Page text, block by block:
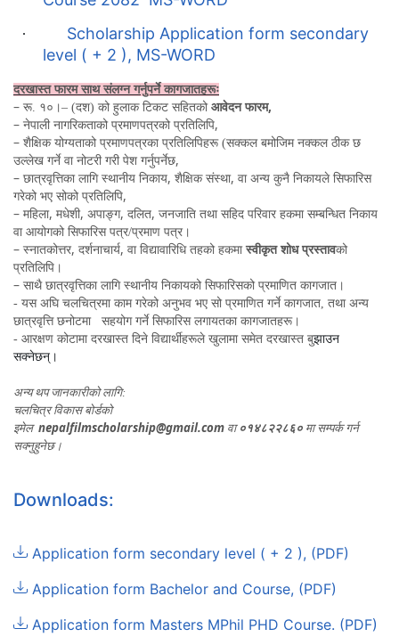
·
Scholarship Application form secondary
level ( + 2 ), MS-WORD
दरखास्त फारम साथ संलग्न गर्नुपर्ने कागजातहरूः
– रू. १०। – (दश) को हुलाक टिकट सहितको आवेदन फारम,
– नेपाली नागरिकताको प्रमाणपत्रको प्रतिलिपि,
– शैक्षिक योग्यताको प्रमाणपत्रका प्रतिलिपिहरू (सक्कल बमोजिम नक्कल ठीक छ
उल्लेख गर्ने वा नोटरी गरी पेश गर्नुपर्नेछ,
– छात्रवृत्तिका लागि स्थानीय निकाय, शैक्षिक संस्था, वा अन्य कुनै निकायले सिफारिस
गरेको भए सोको प्रतिलिपि,
– महिला, मधेशी, अपाङ्ग, दलित, जनजाति तथा सहिद परिवार हकमा सम्बन्धित निकाय
वा आयोगको सिफारिस पत्र/प्रमाण पत्र।
– स्नातकोत्तर, दर्शनाचार्य, वा विद्यावारिधि तहको हकमा स्वीकृत शोध प्रस्तावको
प्रतिलिपि।
– साथै छात्रवृत्तिका लागि स्थानीय निकायको सिफारिसको प्रमाणित कागजात।
- यस अघि चलचित्रमा काम गरेको अनुभव भए सो प्रमाणित गर्ने कागजात, तथा अन्य
छात्रवृत्ति छनोटमा सहयोग गर्ने सिफारिस लगायतका कागजातहरू।
- आरक्षण कोटामा दरखास्त दिने विद्यार्थीहरूले खुलामा समेत दरखास्त बुझाउन
सक्नेछन्।
अन्य थप जानकारीको लागि:
चलचित्र विकास बोर्डको
इमेल nepalfilmscholarship@gmail.com वा ०१४८२२८६० मा सम्पर्क गर्न
सक्नुहुनेछ।
Downloads:
Application form secondary level ( + 2 ), (PDF)
Application form Bachelor and Course, (PDF)
Application form Masters MPhil PHD Course. (PDF)